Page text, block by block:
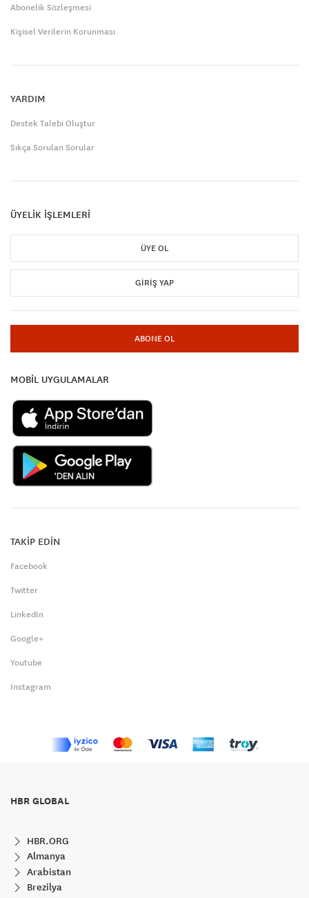
Abonelik Sözleşmesi
Kişisel Verilerin Korunması
YARDIM
Destek Talebi Oluştur
Sıkça Sorulan Sorular
ÜYELİK İŞLEMLERİ
ÜYE OL
GIRIŞ YAP
ABONE OL
MOBİL UYGULAMALAR
TAKİP EDİN
Facebook
Twitter
LinkedIn
Google+
Youtube
Instagram
HBR GLOBAL
HBR.ORG
Almanya
Arabistan
Brezilya